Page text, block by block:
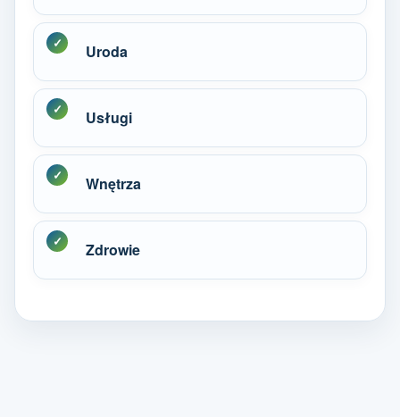
Uroda
Usługi
Wnętrza
Zdrowie